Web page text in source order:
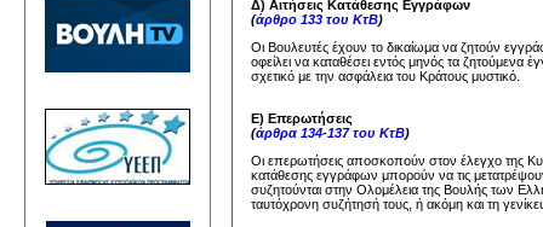
Δ) Αιτήσεις Κατάθεσης Εγγράφων
(άρθρο 133 του ΚτΒ)
Οι Βουλευτές έχουν το δικαίωμα να ζητούν
οφείλει να καταθέσει εντός μηνός τα
σχετικό με την ασφάλεια του Κράτους μυστικό.
Ε) Επερωτήσεις
(άρθρα 134-137 του ΚτΒ)
Οι επερωτήσεις αποσκοπούν στον έλεγχο της
κατάθεσης εγγράφων μπορούν να τις
συζητούνται στην Ολομέλεια της Βουλής των
ταυτόχρονη συζήτησή τους, ή ακόμη και τη